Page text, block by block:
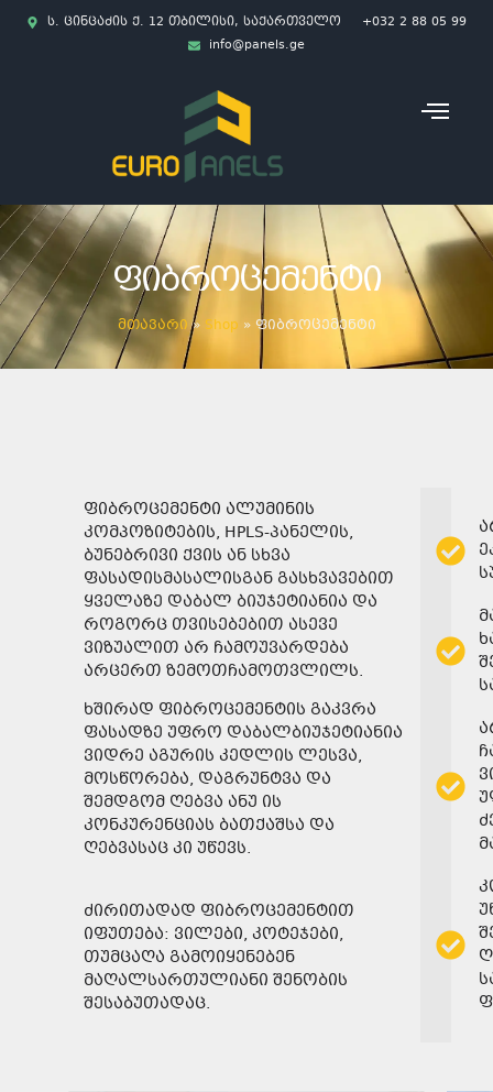
ს. ცინცაძის ქ. 12 თბილისი, საქართველო
+032 2 88 05 99
info@panels.ge
ᲤᲘᲑᲠᲝᲪᲔᲛᲔᲜᲢᲘ
მთავარი» Shop » ფიბროცემენტი
ფიბროცემენტი ალუმინის
კომპოზიტების, HPLS-პანელის,
ბუნებრივი ქვის ან სხვა
ფასადისმასალისგან გასხვავებით
ყველაზე დაბალ ბიუჯეტიანია და
როგორც თვისებებით ასევე
ვიზუალით არ ჩამოუვარდება
არცერთ ზემოთჩამოთვლილს.
ხშირად ფიბროცემენტის გაკვრა
ფასადზე უფრო დაბალბიუჯეტიანია
ვიდრე აგურის კედლის ლესვა,
მოსწორება, დაგრუნტვა და
შემდგომ ღებვა ანუ ის
კონკურენციას ბათქაშსა და
ღებვასაც კი უწევს.
ძირითადად ფიბროცემენტით
იფუთება: ვილები, კოტეჯები,
თუმცაღა გამოიყენებენ
მაღალსართულიანი შენობის
შესაბუთადაც.